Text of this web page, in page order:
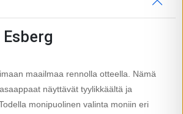
maailmaa rennolla otteella. Nämä
näyttävät tyylikkäältä ja
monipuolinen valinta moniin eri